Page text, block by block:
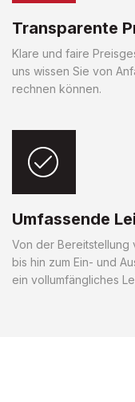
Transparente
Klare und faire
uns wissen Sie von
rechnen können.
Umfassende
Von der Bereitstellung
bis hin zum Ein- und
ein vollumfängliches